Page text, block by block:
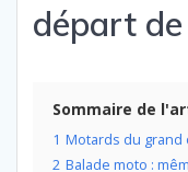
départ
Sommaire de
1 Motards du grand
2 Balade moto :